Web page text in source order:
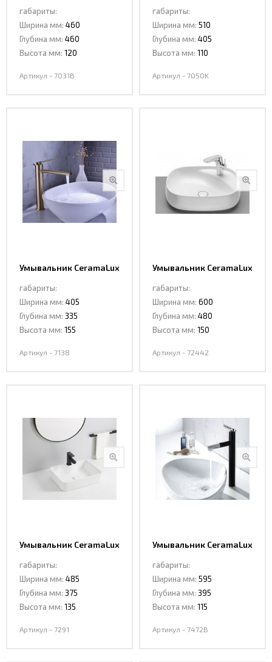
габариты:
Ширина мм: 460
Глубина мм: 460
Высота мм: 120
Артикул - 7031B
габариты:
Ширина мм: 510
Глубина мм: 405
Высота мм: 110
Артикул - 7050K
Умывальник CeramaLux
габариты:
Ширина мм: 405
Глубина мм: 335
Высота мм: 155
Артикул - 7138
Умывальник CeramaLux
габариты:
Ширина мм: 600
Глубина мм: 480
Высота мм: 150
Артикул - 72442
Умывальник CeramaLux
габариты:
Ширина мм: 485
Глубина мм: 375
Высота мм: 135
Артикул - 7291
Умывальник CeramaLux
габариты:
Ширина мм: 595
Глубина мм: 395
Высота мм: 115
Артикул - 7472B